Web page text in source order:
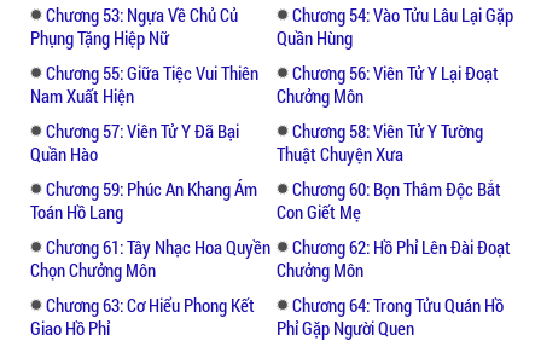
Chương 53: Ngựa Về Chủ Củ
Phụng Tặng Hiệp Nữ
Chương 54: Vào Tửu Lâu Lại Gặp
Quần Hùng
Chương 55: Giữa Tiệc Vui Thiên
Nam Xuất Hiện
Chương 56: Viên Tử Y Lại Đoạt
Chưởng Môn
Chương 57: Viên Tử Y Đã Bại
Quần Hào
Chương 58: Viên Tử Y Tường
Thuật Chuyện Xưa
Chương 59: Phúc An Khang Ám
Toán Hồ Lang
Chương 60: Bọn Thâm Độc Bắt
Con Giết Mẹ
Chương 61: Tây Nhạc Hoa Quyền
Chọn Chưởng Môn
Chương 62: Hồ Phỉ Lên Đài Đoạt
Chưởng Môn
Chương 63: Cơ Hiểu Phong Kết
Giao Hồ Phỉ
Chương 64: Trong Tửu Quán Hồ
Phỉ Gặp Người Quen